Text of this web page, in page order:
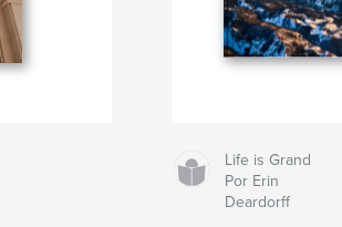
Life is Grand
Por Erin
Deardorff